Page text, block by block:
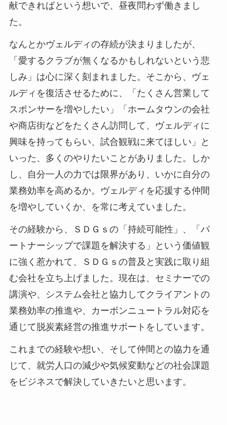
献できればという想いで、昼夜問わず働きまし
た。
なんとかヴェルディの存続が決まりましたが、
「愛するクラブが無くなるかもしれないという悲
しみ」は心に深く刻まれました。そこから、ヴェ
ルディを復活させるために、「たくさん営業して
スポンサーを増やしたい」「ホームタウンの会社
や商店街などをたくさん訪問して、ヴェルディに
興味を持ってもらい、試合観戦に来てほしい」と
いった、多くのやりたいことがありました。しか
し、自分一人の力では限界があり、いかに自分の
業務効率を高めるか。ヴェルディを応援する仲間
を増やしていくか、を常に考えていました。
その経験から、ＳＤＧｓの「持続可能性」、「パ
ートナーシップで課題を解決する」という価値観
に強く惹かれて、ＳＤＧｓの普及と実践に取り組
む会社を立ち上げました。現在は、セミナーでの
講演や、システム会社と協力してクライアントの
業務効率の推進や、カーボンニュートラル対応を
通じて脱炭素経営の推進サポートをしています。
これまでの経験や想い、そして仲間との協力を通
じて、就労人口の減少や気候変動などの社会課題
をビジネスで解決していきたいと思います。